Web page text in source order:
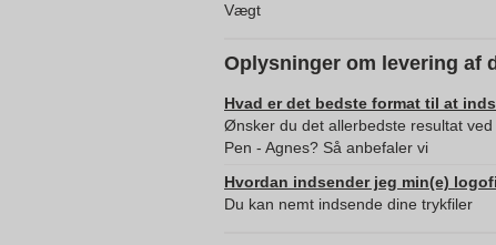
Vægt
Oplysninger om levering af
Hvad er det bedste format til at
Ønsker du det allerbedste resultat
Pen - Agnes? Så anbefaler vi
Hvordan indsender jeg min(e)
Du kan nemt indsende dine trykfiler